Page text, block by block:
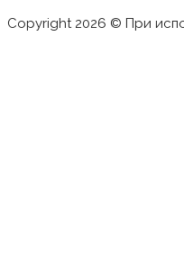
Copyright 2026 © При